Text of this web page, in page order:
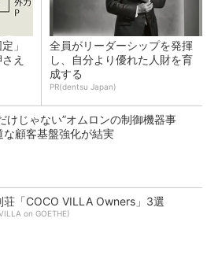
」
え
全員がリーダーシップを発揮
し、自分より優れた人財を育
成する
PR(dentsu Japan)
けじゃない”オムロンの制御機器事
な顧客基盤強化が結実
荘「COCO VILLA Owners」3選
on GOETHE)